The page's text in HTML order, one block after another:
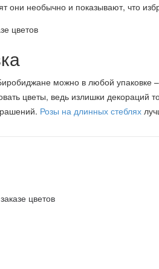
они необычно и показывают, что
можно в любой
цветы, ведь излишки декораций
Розы на длинных стеблях
цветов